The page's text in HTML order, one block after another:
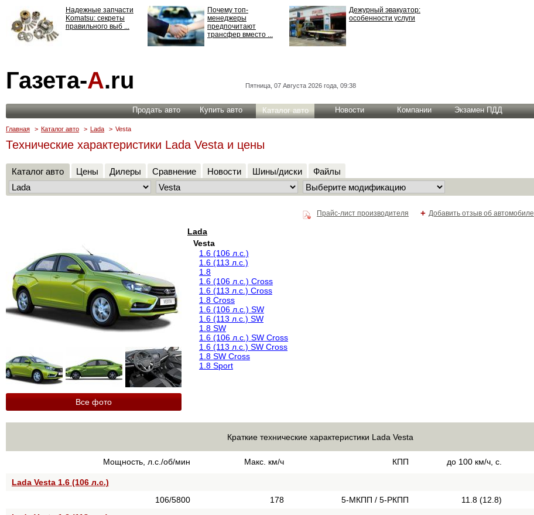
Надежные запчасти
Komatsu: секреты
правильного выб ...
Почему топ-
менеджеры
предпочитают
трансфер вместо ...
Дежурный эвакуатор:
особенности услуги
ответственности: все,
что нужно знать ...
Газета-А.ru Пятница, 07 Августа 2026 года, 09:38
Продать авто Купить авто Каталог авто Новости Компании Экзамен ПДД
Главная > Каталог авто > Lada > Vesta
Технические характеристики Lada Vesta и цены
Каталог авто Цены Дилеры Сравнение Новости Шины/диски Файлы
+ Добавить отзыв об автомобиле
Прайс-лист производителя
Все фото
Lada
Vesta
1.6 (106 л.с.)
1.6 (113 л.с.)
1.8
1.6 (106 л.с.) Cross
1.6 (113 л.с.) Cross
1.8 Cross
1.6 (106 л.с.) SW
1.6 (113 л.с.) SW
1.8 SW
1.6 (106 л.с.) SW Cross
1.6 (113 л.с.) SW Cross
1.8 SW Cross
1.8 Sport
Краткие технические характеристики Lada Vesta
Мощность, л.с./об/мин Макс. км/ч КПП до 100 км/ч, с.
Lada Vesta 1.6 (106 л.с.)
106/5800
178 5-МКПП / 5-РКПП 11.8 (12.8)